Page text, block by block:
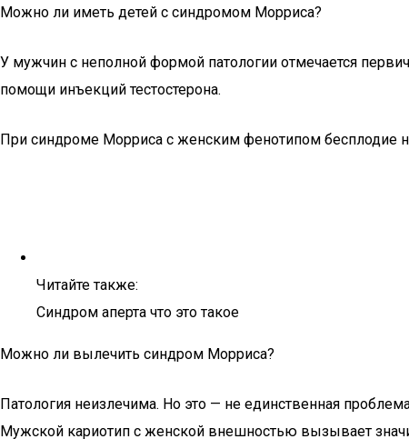
Можно ли иметь детей с синдромом Морриса?
У мужчин с неполной формой патологии отмечается
помощи инъекций тестостерона.
При синдроме Морриса с женским фенотипом бесплодие
Читайте также:
Синдром аперта что это такое
Можно ли вылечить синдром Морриса?
Патология неизлечима. Но это — не единственная
Мужской кариотип с женской внешностью вызывает